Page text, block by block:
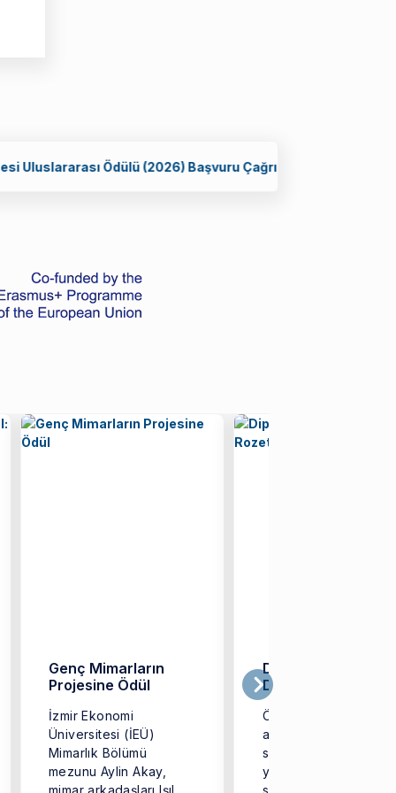
Ödülü (2026) Başvuru Çağrısı
Genç Mimarların
Projesine Ödül
İzmir Ekonomi
Üniversitesi (İEÜ)
Mimarlık Bölümü
mezunu Aylin Akay,
Diplomanın Yanına
Dijital Rozet
Öğrencilerine eğitim
aldıkları bölümün yanı
sıra yapay zekadan
yazılıma, sağlıktan